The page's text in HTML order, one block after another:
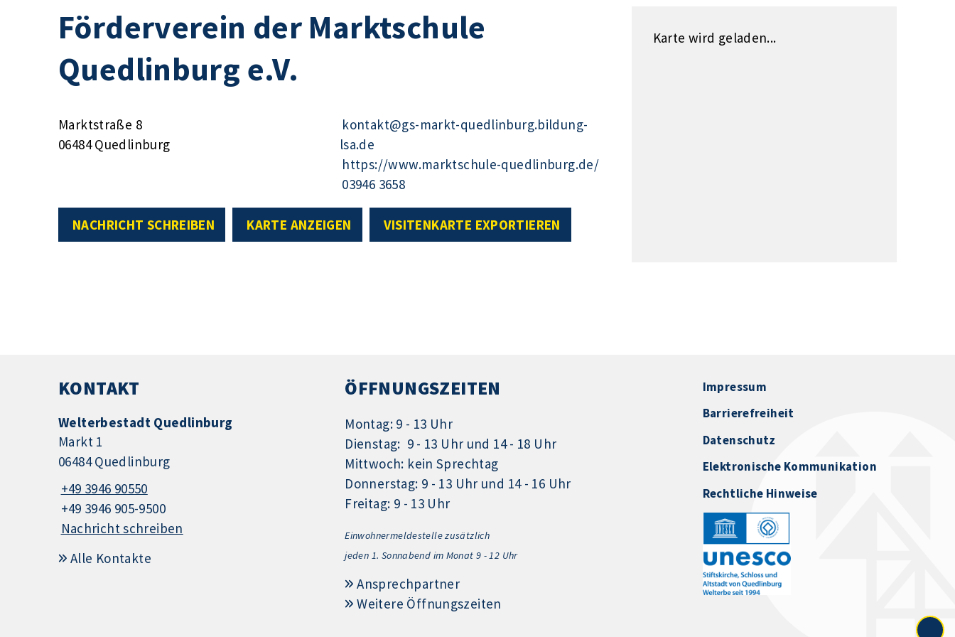
Förderverein der Marktschule
Quedlinburg e.V.
Marktstraße 8
06484 Quedlinburg
kontakt@gs-markt-quedlinburg.bildung-
lsa.de
https://www.marktschule-quedlinburg.de/
03946 3658
NACHRICHT SCHREIBEN KARTE ANZEIGEN VISITENKARTE EXPORTIEREN
Karte wird geladen...
KONTAKT
Welterbestadt Quedlinburg
Markt 1
06484 Quedlinburg
+49 3946 90550
+49 3946 905-9500
Nachricht schreiben
Alle Kontakte
ÖFFNUNGSZEITEN
Montag: 9 - 13 Uhr
Dienstag: 9 - 13 Uhr und 14 - 18 Uhr
Mittwoch: kein Sprechtag
Donnerstag: 9 - 13 Uhr und 14 - 16 Uhr
Freitag: 9 - 13 Uhr
Einwohnermeldestelle zusätzlich
jeden 1. Sonnabend im Monat 9 - 12 Uhr
Ansprechpartner
Weitere Öffnungszeiten
Impressum
Barrierefreiheit
Datenschutz
Elektronische Kommunikation
Rechtliche Hinweise